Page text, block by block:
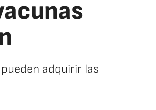
adquirir las